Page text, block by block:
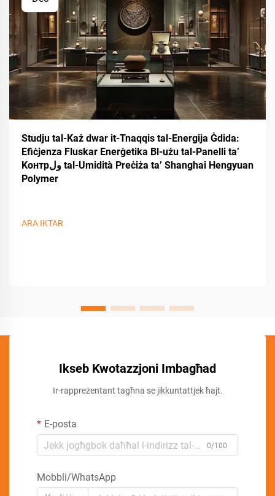
Studju tal-Każ dwar it-Tnaqqis tal-Energija Ġdida:
Efiċjenza Fluskar Enerġetika Bl-użu tal-Panelli ta’
Kонтрول tal-Umidità Preċiża ta’ Shanghai Hengyuan
Polymer
ARA IKTAR
Ikseb Kwotazzjoni Imbagħad
Ir-rappreżentant tagħna se jikkuntattjek ħajt.
E-posta
0/100
Mobbli/WhatsApp